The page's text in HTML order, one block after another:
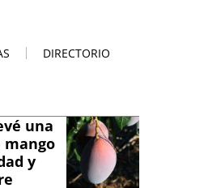
DIRECTORIO
una
mango
y